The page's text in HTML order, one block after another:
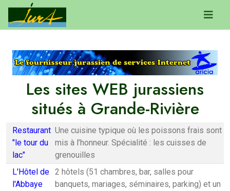
Les sites WEB jurassiens
situés à Grande-Rivière
Restaurant
"le tour du
lac"
Une cuisine typique où les poissons frais sont
mis à l’honneur. Spécialité : les cuisses de
grenouilles
L'Hôtel de
l'Abbaye
2 hôtels (51 chambres, bar, salles pour
banquets, mariages, séminaires, parking) et un